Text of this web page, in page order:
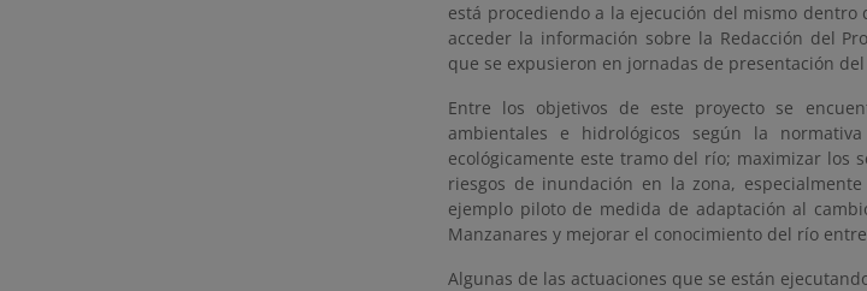
está procediendo a la ejecución del mismo dentro
acceder la información sobre la Redacción del
que se expusieron en jornadas de presentación
Entre los objetivos de este proyecto se
ambientales e hidrológicos según la
ecológicamente este tramo del río; maximizar los
riesgos de inundación en la zona,
ejemplo piloto de medida de adaptación al
Manzanares y mejorar el conocimiento del río
Algunas de las actuaciones que se están